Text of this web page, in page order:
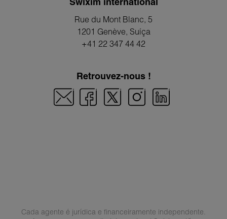
Rue du Mont Blanc, 5
1201 Genève, Suíça
+41 22 347 44 42
Retrouvez-nous !
Cada agente é jurídica e financeiramente independente.